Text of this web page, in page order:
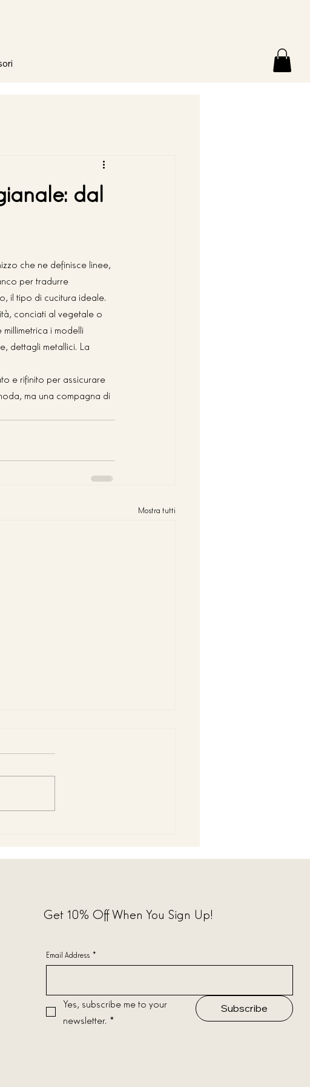
dal
che ne definisce linee,
per tradurre
il tipo di cucitura ideale.
conciati al vegetale o
i modelli
dettagli metallici. La
e rifinito per assicurare
ma una compagna di
Mostra tutti
Colasante
Get 10% Off When You Sign Up!
Email Address *
Yes, subscribe me to your
newsletter. *
Subscribe